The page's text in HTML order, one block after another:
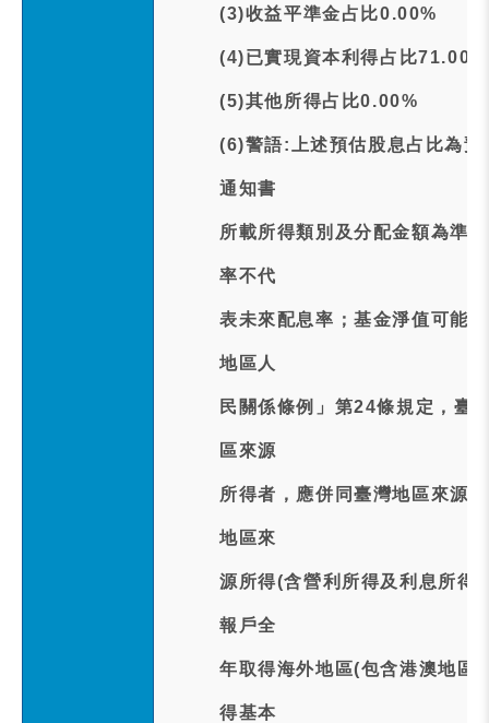
(3)收益平準金占比0.00%
(4)已實現資本利得占比71.00%
(5)其他所得占比0.00%
(6)警語:上述預估股息占比為
通知書
所載所得類別及分配金額為準
率不代
表未來配息率；基金淨值可能
地區人
民關係條例」第24條規定，臺
區來源
所得者，應併同臺灣地區來源
地區來
源所得(含營利所得及利息所得
報戶全
年取得海外地區(包含港澳地區
得基本